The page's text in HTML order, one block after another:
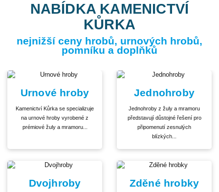
NABÍDKA KAMENICTVÍ
KŮRKA
nejnižší ceny hrobů, urnových hrobů,
pomníku a doplňků
Urnové hroby
Kamenictví Kůrka se specializuje
na urnové hroby vyrobené z
prémiové žuly a mramoru...
Jednohroby
Jednohroby z žuly a mramoru
představují důstojné řešení pro
připomenutí zesnulých
blízkých...
Dvojhroby Zděné hrobky